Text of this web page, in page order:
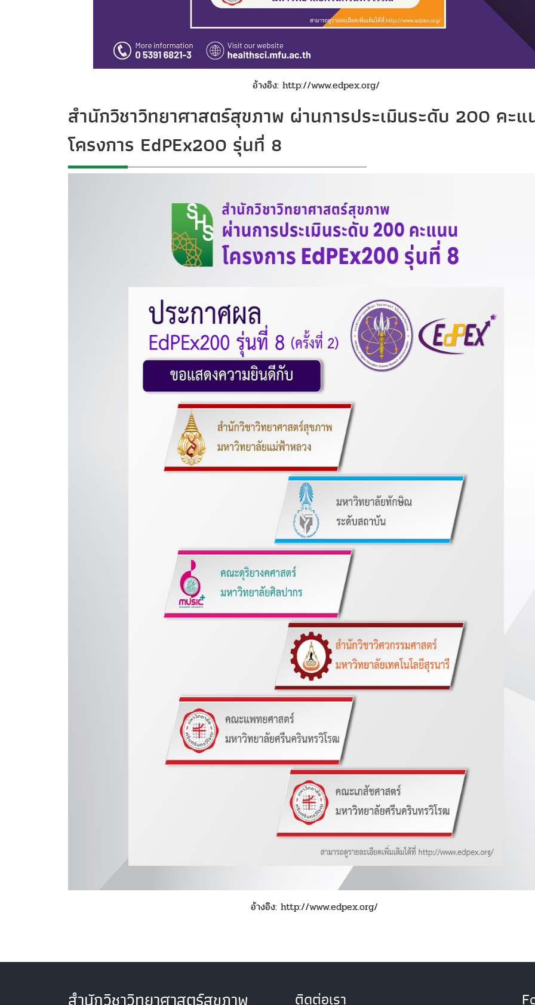
อ้างอิง: http://www.edpex.org/
สำนักวิชาวิทยาศาสตร์สุขภาพ ผ่านการประเมินระดับ 200 คะ
โครงการ EdPEx200 รุ่นที่ 8
อ้างอิง: http://www.edpex.org/
ติดต่อเรา